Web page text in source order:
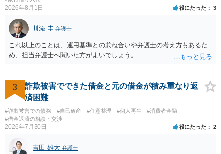
2026年8月1日 役にたった 3
川添 圭 弁護士
これ以上のことは、運用基準との兼ね合いや弁護士の考え方もあるた
め、担当弁護士へ聞いた方がよいでしょう。
3
詐欺被害でできた借金と元の借金が積み重なり返
済困難
#詐欺被害での債務 #自己破産 #任意整理 #個人再生
#消費者金融
#借金返済の相談・交渉
2026年7月30日 役にたった 2
吉田 雄大 弁護士